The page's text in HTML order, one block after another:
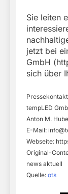
Sie leiten
jetzt bei
GmbH
sich über
tempLED
Anton M.
E-Mail:
Webseite:
Original-
news aktuell
Quelle: ots